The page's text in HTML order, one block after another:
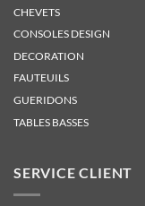
CHEVETS
CONSOLES DESIGN
DECORATION
FAUTEUILS
GUERIDONS
TABLES BASSES
SERVICE CLIENT